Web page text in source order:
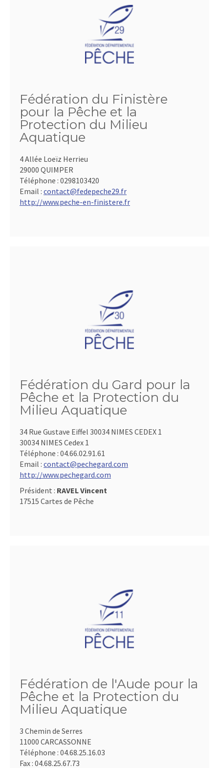
Fédération du Finistère
pour la Pêche et la
Protection du Milieu
Aquatique
4 Allée Loeïz Herrieu
29000 QUIMPER
Téléphone : 0298103420
Email : contact@fedepeche29.fr
http://www.peche-en-finistere.fr
Fédération du Gard pour la
Pêche et la Protection du
Milieu Aquatique
34 Rue Gustave Eiffel 30034 NIMES CEDEX 1
30034 NIMES Cedex 1
Téléphone : 04.66.02.91.61
Email : contact@pechegard.com
http://www.pechegard.com
Président : RAVEL Vincent
17515 Cartes de Pêche
Fédération de l'Aude pour la
Pêche et la Protection du
Milieu Aquatique
3 Chemin de Serres
11000 CARCASSONNE
Téléphone : 04.68.25.16.03
Fax : 04.68.25.67.73